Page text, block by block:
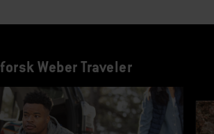
Weber Traveler
med en produktliste. Bruk Neste- og Forrige-